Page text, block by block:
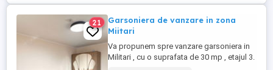
21
Garsoniera de vanzare in zona
Miitari
Va propunem spre vanzare garsoniera in
Militari , cu o suprafata de 30 mp , etajul 3.